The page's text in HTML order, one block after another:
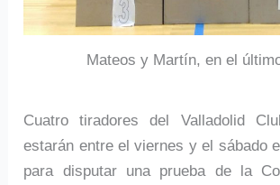
Mateos y Martín, en el
Cuatro tiradores del Valladolid
estarán entre el viernes y el sábado
para disputar una prueba de la